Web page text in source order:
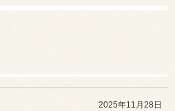
2025年11月28日